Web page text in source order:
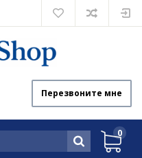
Перезвоните мне
0